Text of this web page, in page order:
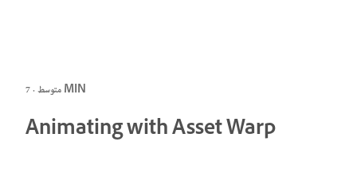
متوسط · 7 MIN
Animating with Asset Warp